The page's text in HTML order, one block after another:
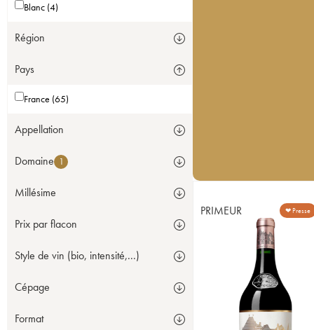
Blanc (4)
Région
Pays
France (65)
Appellation
Domaine 1
Millésime
Prix par flacon
Style de vin (bio, intensité,...)
Cépage
Format
PRIMEUR ❤ Presse